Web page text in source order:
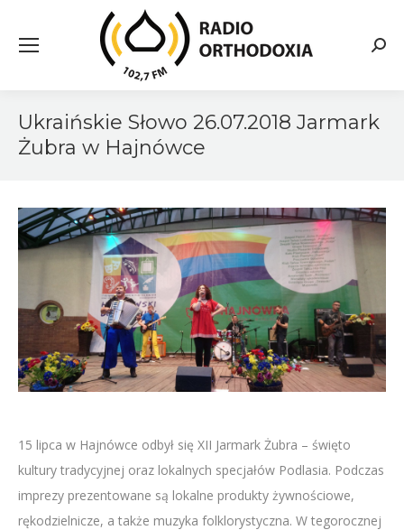
Ukraińskie Słowo 26.07.2018 Jarmark
Żubra w Hajnówce
15 lipca w Hajnówce odbył się XII Jarmark Żubra – święto
kultury tradycyjnej oraz lokalnych specjałów Podlasia. Podczas
imprezy prezentowane są lokalne produkty żywnościowe,
rękodzielnicze, a także muzyka folklorystyczna. W tegorocznej